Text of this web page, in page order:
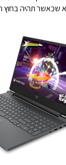
שכאשר תהיה בחוץ